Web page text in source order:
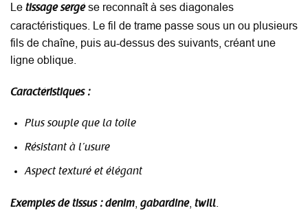
Le tissage sergése reconnaît à ses diagonales
caractéristiques. Le fil de trame passe sous un ou plusieurs
fils de chaîne, puis au-dessus des suivants, créant une
ligne oblique.
Caractéristiques :
Plus souple que la toile
Résistant à l’usure
Aspect texturé et élégant
Exemples de tissus : denim gabardine, twill